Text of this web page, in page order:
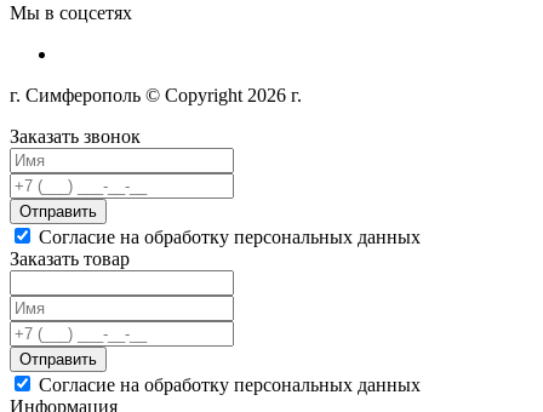
Мы в соцсетях
г. Симферополь © Copyright 2026 г.
Заказать звонок
Отправить
Согласие на обработку персональных данных
Заказать товар
Отправить
Согласие на обработку персональных данных
Информация